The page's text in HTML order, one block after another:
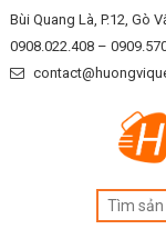
Skip
to
content
Bùi Quang Là, P.12, Gò
0908.022.408 –